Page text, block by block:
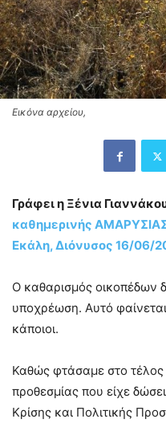
Εικόνα αρχείου,
Γράφει η Ξένια
καθημερινής
Εκάλη, Διόνυσος 16/06/
Ο καθαρισμός οικοπέδων
υποχρέωση. Αυτό
κάποιοι.
Καθώς φτάσαμε στο
προθεσμίας που είχε
Κρίσης και Πολιτικής